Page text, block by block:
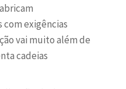
exigências
vai muito além de
cadeias